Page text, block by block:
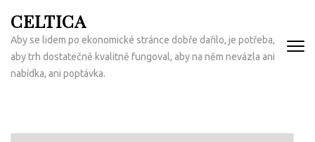
na
obsah
(Enter)
CELTICA
Aby se lidem po ekonomické stránce dobře dařilo, je potřeba,
aby trh dostatečně kvalitně fungoval, aby na něm nevázla ani
nabídka, ani poptávka.